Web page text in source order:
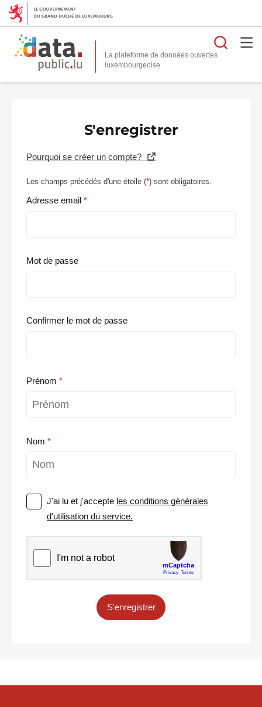
La plateforme de données ouvertes
S'enregistrer
Pourquoi se créer un compte?
Les champs précédés d'une étoile (*) sont obligatoires.
Adresse email
Mot de passe
Confirmer le mot de passe
Prénom
Nom
J'ai lu et j'accepte les conditions générales
d'utilisation du service.
S'enregistrer